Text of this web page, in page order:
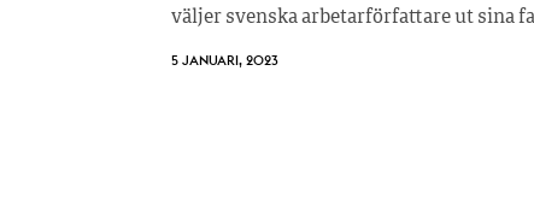
väljer svenska arbetarförfattare ut sina
5 JANUARI, 2023